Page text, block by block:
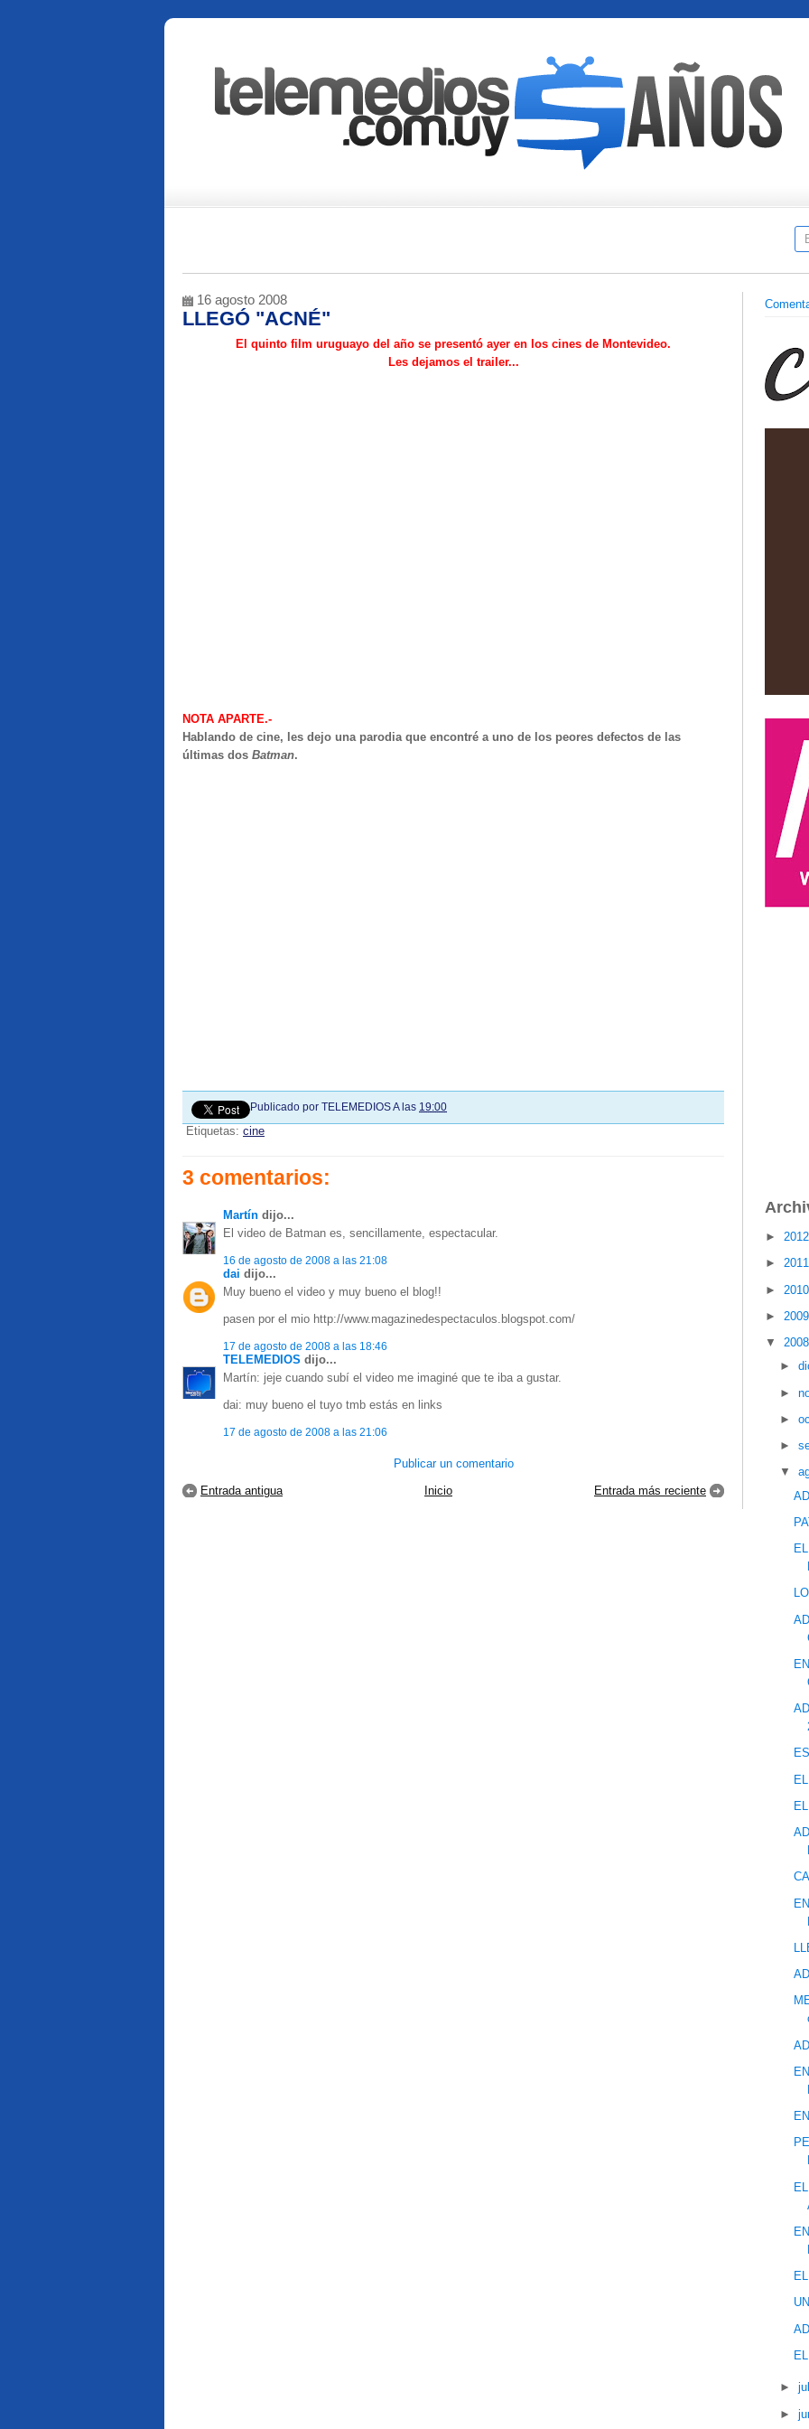
16 agosto 2008
LLEGÓ "ACNÉ"
El quinto film uruguayo del año se presentó ayer en los cines de Montevideo.
Les dejamos el trailer...
NOTA APARTE.-
Hablando de cine, les dejo una parodia que encontré a uno de los peores defectos de las
últimas dos Batman.
Publicado por TELEMEDIOSA las 19:00
Etiquetas: cine
3 comentarios:
Martín dijo...
El video de Batman es, sencillamente, espectacular.
16 de agosto de 2008 a las 21:08
dai dijo...
Muy bueno el video y muy bueno el blog!!
pasen por el mio http://www.magazinedespectaculos.blogspot.com/
17 de agosto de 2008 a las 18:46
TELEMEDIOS dijo...
Martín: jeje cuando subí el video me imaginé que te iba a gustar.
dai: muy bueno el tuyo tmb estás en links
17 de agosto de 2008 a las 21:06
Publicar un comentario
Entrada más reciente
Entrada antigua Inicio
►
►
►
►
▼
►
►
►
►
▼
►
►